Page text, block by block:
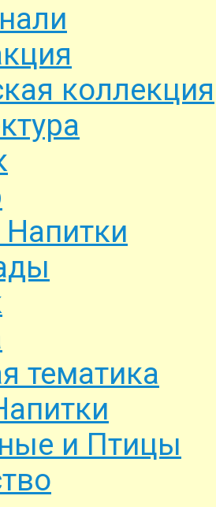
коллекция
тематика
и Птицы